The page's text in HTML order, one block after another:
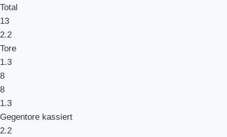
Total
13
2.2
Tore
1.3
8
8
1.3
Gegentore kassiert
2.2